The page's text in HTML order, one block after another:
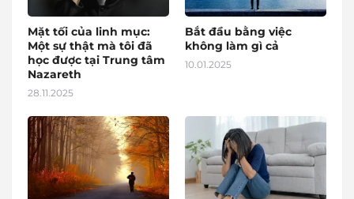
Mặt tối của linh mục:
Một sự thật mà tôi đã
học được tại Trung tâm
Nazareth
28.11.2025
Bắt đầu bằng việc
không làm gì cả
10.01.2025